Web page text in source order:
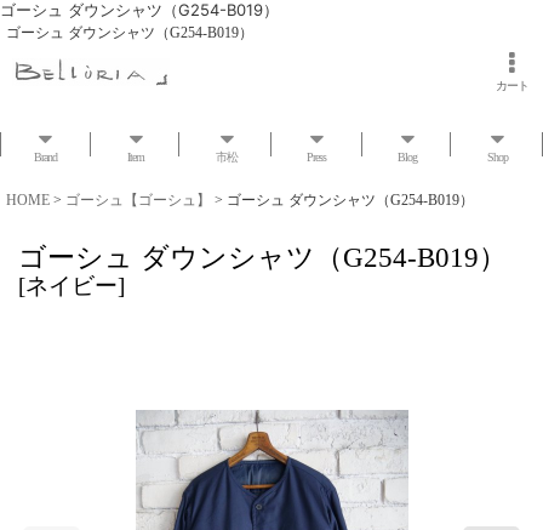
ゴーシュ ダウンシャツ（G254-B019）
ゴーシュ ダウンシャツ（G254-B019）
カート
Brand Item 市松 Press Blog Shop
HOME > ゴーシュ【ゴーシュ】 > ゴーシュ ダウンシャツ（G254-B019）
ゴーシュ ダウンシャツ（G254-B019）
[ネイビー]